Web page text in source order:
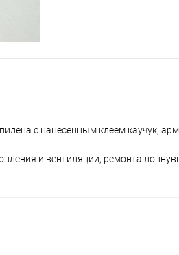
с нанесенным клеем каучук,
и вентиляции, ремонта